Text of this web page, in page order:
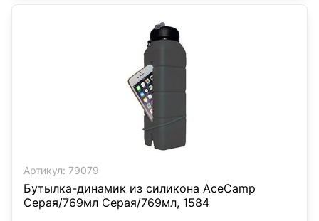
Артикул: 79079
Бутылка-динамик из силикона AceCamp
Серая/769мл Серая/769мл, 1584